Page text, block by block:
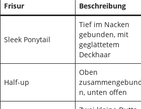
Frisur
Beschreibung
Sleek Ponytail
Tief im Nacken
gebunden, mit
geglättetem
Deckhaar
Half-up
Oben
n, unten offen